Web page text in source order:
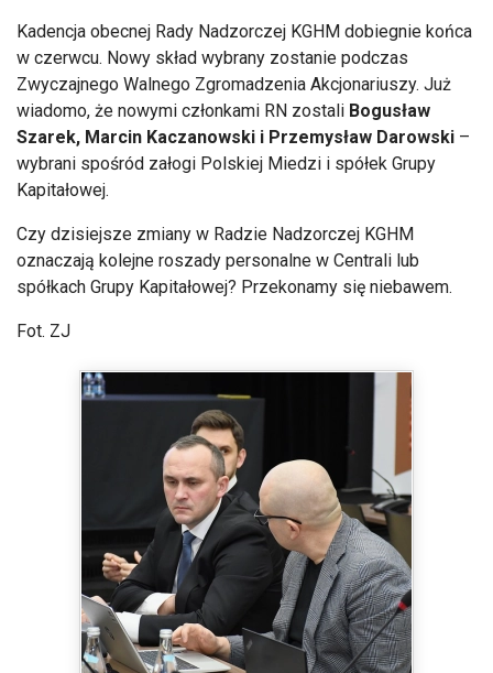
Kadencja obecnej Rady Nadzorczej KGHM dobiegnie końca
w czerwcu. Nowy skład wybrany zostanie podczas
Zwyczajnego Walnego Zgromadzenia Akcjonariuszy. Już
wiadomo, że nowymi członkami RN zostali Bogusław
Szarek, Marcin Kaczanowski i Przemysław Darowski –
wybrani spośród załogi Polskiej Miedzi i spółek Grupy
Kapitałowej.
Czy dzisiejsze zmiany w Radzie Nadzorczej KGHM
oznaczają kolejne roszady personalne w Centrali lub
spółkach Grupy Kapitałowej? Przekonamy się niebawem.
Fot. ZJ